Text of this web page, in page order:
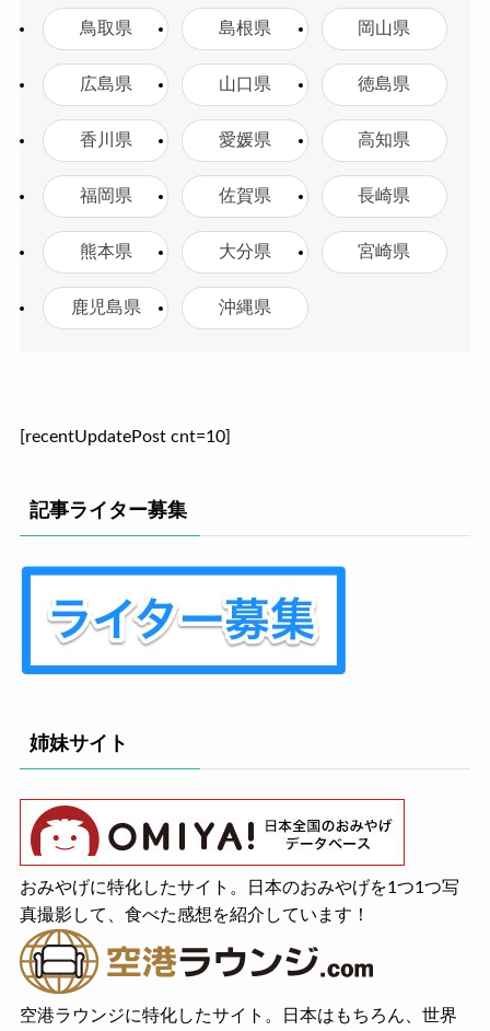
鳥取県 島根県 岡山県
広島県 山口県 徳島県
香川県 愛媛県 高知県
福岡県 佐賀県 長崎県
熊本県 大分県 宮崎県
鹿児島県 沖縄県
[recentUpdatePost cnt=10]
記事ライター募集
姉妹サイト
おみやげに特化したサイト。日本のおみやげを1つ1つ写
真撮影して、食べた感想を紹介しています！
空港ラウンジに特化したサイト。日本はもちろん、世界